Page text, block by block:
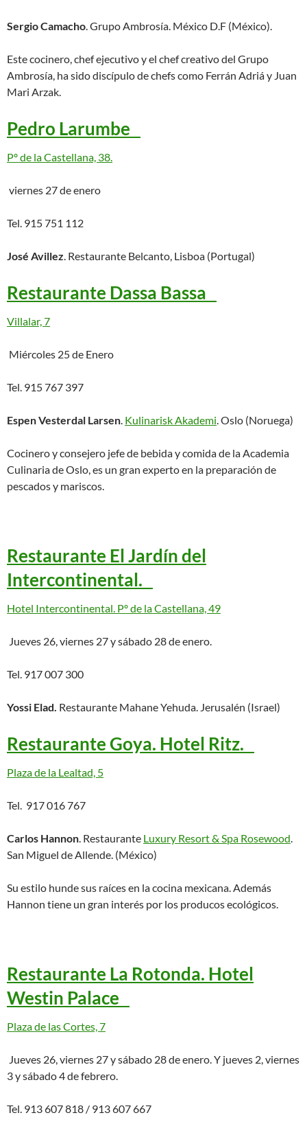
Sergio Camacho. Grupo Ambrosía. México D.F (México).
Este cocinero, chef ejecutivo y el chef creativo del Grupo
Ambrosía, ha sido discípulo de chefs como Ferrán Adriá y Juan
Mari Arzak.
Pedro Larumbe
Pº de la Castellana, 38.
viernes 27 de enero
Tel. 915 751 112
José Avillez. Restaurante Belcanto, Lisboa (Portugal)
Restaurante Dassa Bassa
Villalar, 7
Miércoles 25 de Enero
Tel. 915 767 397
Espen Vesterdal Larsen. Kulinarisk Akademi. Oslo (Noruega)
Cocinero y consejero jefe de bebida y comida de la Academia
Culinaria de Oslo, es un gran experto en la preparación de
pescados y mariscos.
Restaurante El Jardín del
Intercontinental.
Hotel Intercontinental. Pº de la Castellana, 49
Jueves 26, viernes 27 y sábado 28 de enero.
Tel. 917 007 300
Yossi Elad. Restaurante Mahane Yehuda. Jerusalén (Israel)
Restaurante Goya. Hotel Ritz.
Plaza de la Lealtad, 5
Tel. 917 016 767
Carlos Hannon. Restaurante Luxury Resort & Spa Rosewood.
San Miguel de Allende. (México)
Su estilo hunde sus raíces en la cocina mexicana. Además
Hannon tiene un gran interés por los producos ecológicos.
Restaurante La Rotonda. Hotel
Westin Palace
Plaza de las Cortes, 7
Jueves 26, viernes 27 y sábado 28 de enero. Y jueves 2, viernes
3 y sábado 4 de febrero.
Tel. 913 607 818 / 913 607 667